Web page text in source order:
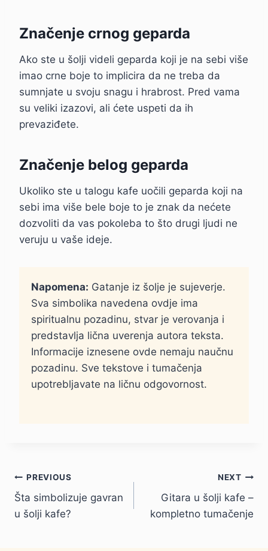
Značenje crnog geparda
Ako ste u šolji videli geparda koji je na sebi više
imao crne boje to implicira da ne treba da
sumnjate u svoju snagu i hrabrost. Pred vama
su veliki izazovi, ali ćete uspeti da ih
prevaziđete.
Značenje belog geparda
Ukoliko ste u talogu kafe uočili geparda koji na
sebi ima više bele boje to je znak da nećete
dozvoliti da vas pokoleba to što drugi ljudi ne
veruju u vaše ideje.
Napomena: Gatanje iz šolje je sujeverje.
Sva simbolika navedena ovdje ima
spiritualnu pozadinu, stvar je verovanja i
predstavlja lična uverenja autora teksta.
Informacije iznesene ovde nemaju naučnu
pozadinu. Sve tekstove i tumačenja
upotrebljavate na ličnu odgovornost.
Kretanje
članka
PREVIOUS
Šta simbolizuje gavran
u šolji kafe?
NEXT
Gitara u šolji kafe –
kompletno tumačenje